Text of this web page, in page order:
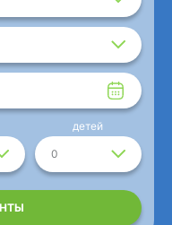
0
детей